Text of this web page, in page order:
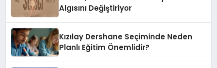
Algısını Değiştiriyor
Kızılay Dershane Seçiminde Neden
Planlı Eğitim Önemlidir?